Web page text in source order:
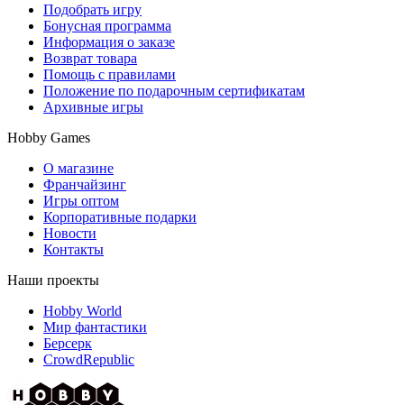
Подобрать игру
Бонусная программа
Информация о заказе
Возврат товара
Помощь с правилами
Положение по подарочным сертификатам
Архивные игры
Hobby Games
О магазине
Франчайзинг
Игры оптом
Корпоративные подарки
Новости
Контакты
Наши проекты
Hobby World
Мир фантастики
Берсерк
CrowdRepublic